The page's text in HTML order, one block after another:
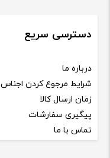
دسترسی سریع
درباره ما
شرایط مرجوع کردن اجناس
زمان ارسال کالا
پیگیری سفارشات
تماس با ما